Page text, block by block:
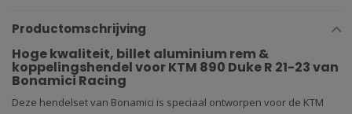
Productomschrijving
Hoge kwaliteit, billet aluminium rem &
koppelingshendel voor KTM 890 Duke R 21-23 van
Bonamici Racing
Deze hendelset van Bonamici is speciaal ontworpen voor de KTM